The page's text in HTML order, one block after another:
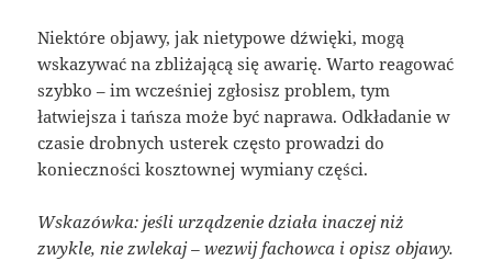
Niektóre objawy, jak nietypowe dźwięki, mogą
wskazywać na zbliżającą się awarię. Warto reagować
szybko – im wcześniej zgłosisz problem, tym
łatwiejsza i tańsza może być naprawa. Odkładanie w
czasie drobnych usterek często prowadzi do
konieczności kosztownej wymiany części.
Wskazówka: jeśli urządzenie działa inaczej niż
zwykle, nie zwlekaj – wezwij fachowca i opisz objawy.